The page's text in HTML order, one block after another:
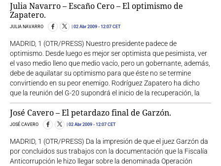
Julia Navarro – Escaño Cero – El optimismo de
Zapatero.
JULIA NAVARRO 02 Abr 2009 - 12:07 CET
MADRID, 1 (OTR/PRESS) Nuestro presidente padece de
optimismo. Desde luego es mejor ser optimista que pesimista, ver
el vaso medio lleno que medio vacío, pero un gobernante, además,
debe de aquilatar su optimismo para que éste no se termine
convirtiendo en su peor enemigo. Rodríguez Zapatero ha dicho
que la reunión del G-20 supondrá el inicio de la recuperación, la
José Cavero – El petardazo final de Garzón.
JOSÉ CAVERO 02 Abr 2009 - 12:07 CET
MADRID, 1 (OTR/PRESS) Da la impresión de que el juez Garzón da
por concluidos sus trabajos con la documentación que la Fiscalía
Anticorrupción le hizo llegar sobre la denominada Operación